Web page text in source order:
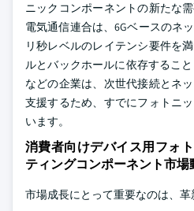
ニックコンポーネントの新たな
電気通信連合は、6Gベースのネ
リ秒レベルのレイテンシ要件を
ルとバックホールに依存するこ
などの企業は、次世代接続とネ
支援するため、すでにフォトニ
います。
消費者向けデバイス用フォ
ティングコンポーネント市場
市場成長にとって重要なのは、革